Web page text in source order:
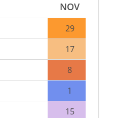
NOV
29
17
8
1
15